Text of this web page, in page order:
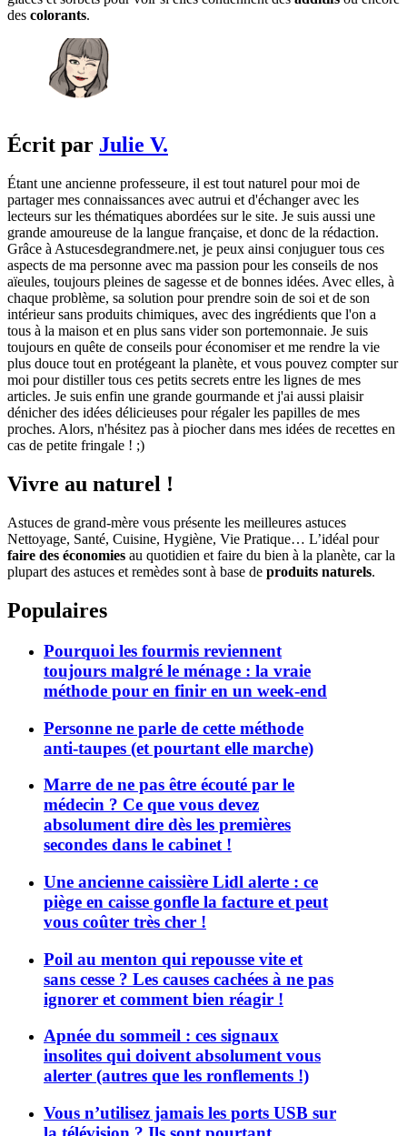
des colorants.
Écrit par Julie V.
Étant une ancienne professeure, il est tout naturel pour moi de
partager mes connaissances avec autrui et d'échanger avec les
lecteurs sur les thématiques abordées sur le site. Je suis aussi une
grande amoureuse de la langue française, et donc de la rédaction.
Grâce à Astucesdegrandmere.net, je peux ainsi conjuguer tous ces
aspects de ma personne avec ma passion pour les conseils de nos
aïeules, toujours pleines de sagesse et de bonnes idées. Avec elles, à
chaque problème, sa solution pour prendre soin de soi et de son
intérieur sans produits chimiques, avec des ingrédients que l'on a
tous à la maison et en plus sans vider son portemonnaie. Je suis
toujours en quête de conseils pour économiser et me rendre la vie
plus douce tout en protégeant la planète, et vous pouvez compter sur
moi pour distiller tous ces petits secrets entre les lignes de mes
articles. Je suis enfin une grande gourmande et j'ai aussi plaisir
dénicher des idées délicieuses pour régaler les papilles de mes
proches. Alors, n'hésitez pas à piocher dans mes idées de recettes en
cas de petite fringale ! ;)
Vivre au naturel !
Astuces de grand-mère vous présente les meilleures astuces
Nettoyage, Santé, Cuisine, Hygiène, Vie Pratique… L’idéal pour
faire des économies au quotidien et faire du bien à la planète, car la
plupart des astuces et remèdes sont à base de produits naturels.
Populaires
Pourquoi les fourmis reviennent
toujours malgré le ménage : la vraie
méthode pour en finir en un week-end
Personne ne parle de cette méthode
anti-taupes (et pourtant elle marche)
Marre de ne pas être écouté par le
médecin ? Ce que vous devez
absolument dire dès les premières
secondes dans le cabinet !
Une ancienne caissière Lidl alerte : ce
piège en caisse gonfle la facture et peut
vous coûter très cher !
Poil au menton qui repousse vite et
sans cesse ? Les causes cachées à ne pas
ignorer et comment bien réagir !
Apnée du sommeil : ces signaux
insolites qui doivent absolument vous
alerter (autres que les ronflements !)
Vous n’utilisez jamais les ports USB sur